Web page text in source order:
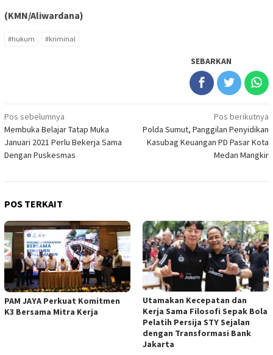
(KMN/Aliwardana)
#hukum #kriminal
SEBARKAN
Navigasi
pos
Pos sebelumnya
Membuka Belajar Tatap Muka
Januari 2021 Perlu Bekerja Sama
Dengan Puskesmas
Pos berikutnya
Polda Sumut, Panggilan Penyidikan
Kasubag Keuangan PD Pasar Kota
Medan Mangkir
POS TERKAIT
PAM JAYA Perkuat Komitmen
K3 Bersama Mitra Kerja
Utamakan Kecepatan dan
Kerja Sama Filosofi Sepak Bola
Pelatih Persija STY Sejalan
dengan Transformasi Bank
Jakarta